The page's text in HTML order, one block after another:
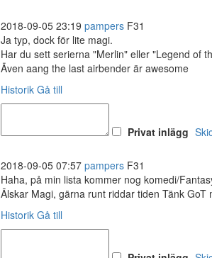
2018-09-05 23:19 pampers F31
Ja typ, dock för lite magi.
Har du sett serierna "Merlin" eller "Legend of
Även aang the last airbender är awesome
Historik Gå till
Privat inlägg
2018-09-05 07:57 pampers F31
Haha, på min lista kommer nog komedi/
Älskar Magi, gärna runt riddar tiden Tänk GoT
Historik Gå till